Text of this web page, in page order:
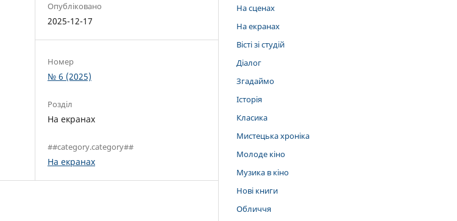
Опубліковано
2025-12-17
Номер
№ 6 (2025)
Розділ
На екранах
##category.category##
На екранах
На сценах
На екранах
Вісті зі студій
Діалог
Згадаймо
Історія
Класика
Мистецька хроніка
Молоде кіно
Музика в кіно
Нові книги
Обличчя